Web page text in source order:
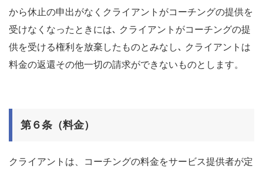
から休止の申出がなくクライアントがコーチングの提供を
受けなくなったときには､ クライアントがコーチングの提
供を受ける権利を放棄したものとみなし､ クライアントは
料金の返還その他一切の請求ができないものとします。
第６条（料金）
クライアントは、コーチングの料金をサービス提供者が定